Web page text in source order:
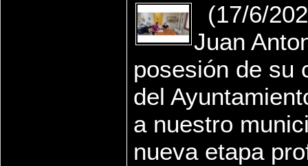
(17/6/
Juan
posesión de su
del
a nuestro
nueva etapa